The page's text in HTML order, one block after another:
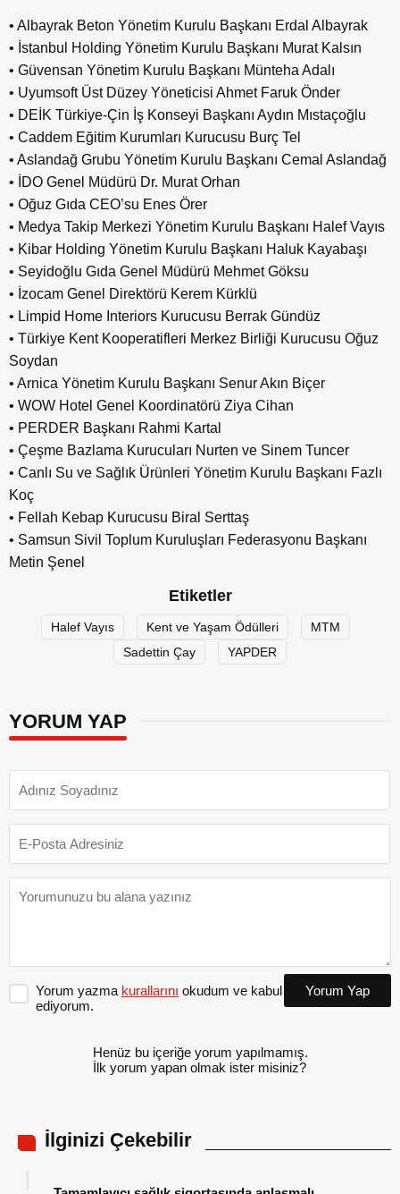
• Albayrak Beton Yönetim Kurulu Başkanı Erdal Albayrak
• İstanbul Holding Yönetim Kurulu Başkanı Murat Kalsın
• Güvensan Yönetim Kurulu Başkanı Münteha Adalı
• Uyumsoft Üst Düzey Yöneticisi Ahmet Faruk Önder
• DEİK Türkiye-Çin İş Konseyi Başkanı Aydın Mıstaçoğlu
• Caddem Eğitim Kurumları Kurucusu Burç Tel
• Aslandağ Grubu Yönetim Kurulu Başkanı Cemal Aslandağ
• İDO Genel Müdürü Dr. Murat Orhan
• Oğuz Gıda CEO’su Enes Örer
• Medya Takip Merkezi Yönetim Kurulu Başkanı Halef Vayıs
• Kibar Holding Yönetim Kurulu Başkanı Haluk Kayabaşı
• Seyidoğlu Gıda Genel Müdürü Mehmet Göksu
• İzocam Genel Direktörü Kerem Kürklü
• Limpid Home Interiors Kurucusu Berrak Gündüz
• Türkiye Kent Kooperatifleri Merkez Birliği Kurucusu Oğuz
Soydan
• Arnica Yönetim Kurulu Başkanı Senur Akın Biçer
• WOW Hotel Genel Koordinatörü Ziya Cihan
• PERDER Başkanı Rahmi Kartal
• Çeşme Bazlama Kurucuları Nurten ve Sinem Tuncer
• Canlı Su ve Sağlık Ürünleri Yönetim Kurulu Başkanı Fazlı
Koç
• Fellah Kebap Kurucusu Biral Serttaş
• Samsun Sivil Toplum Kuruluşları Federasyonu Başkanı
Metin Şenel
Etiketler
Halef Vayıs Kent ve Yaşam Ödülleri
MTM
Sadettin Çay
YAPDER
YORUM YAP
Yorum yazma kurallarını okudum ve kabul
ediyorum.
Yorum Yap
Henüz bu içeriğe yorum yapılmamış.
İlk yorum yapan olmak ister misiniz?
İlginizi Çekebilir